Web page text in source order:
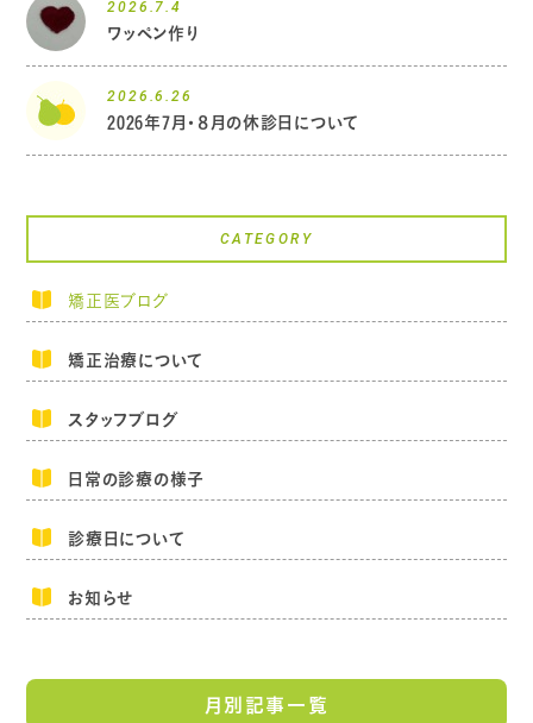
2026.7.4
ワッペン作り
2026.6.26
2026年7月・８月の休診日について
CATEGORY
矯正医ブログ
矯正治療について
スタッフブログ
日常の診療の様子
診療日について
お知らせ
月別記事一覧